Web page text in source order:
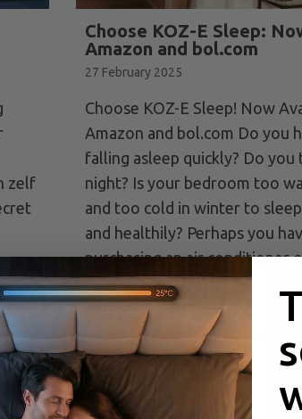
zelf
in Camping Sleep Comfort
Choose KOZ-E Sleep:
Amazon and bol.com
27 February 2025
Choose KOZ-E Sleep! Now
Amazon and bol.com Do you
falling asleep quickly? Do you
night? Is your bedroom too
and too cold in winter to
and healthily? Perhaps you
purchasing an air conditioner
one. But there is…
Read more >>
about Choose
KOZ-E sleep